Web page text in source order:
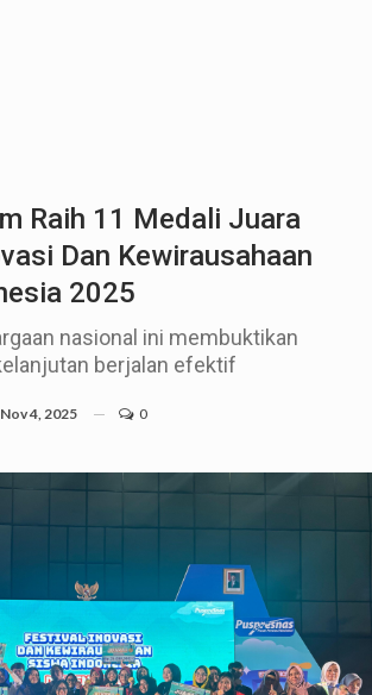
Raih 11 Medali Juara
Dan Kewirausahaan
2025
nasional ini membuktikan
berjalan efektif
Nov 4, 2025 0